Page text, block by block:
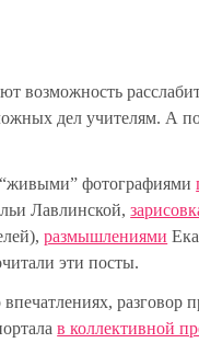
возможность
дел учителям. А
фотографиями
Лавлинской,
размышлениями
эти посты.
в коллективной